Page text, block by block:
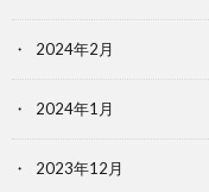
2024年2月
2024年1月
2023年12月